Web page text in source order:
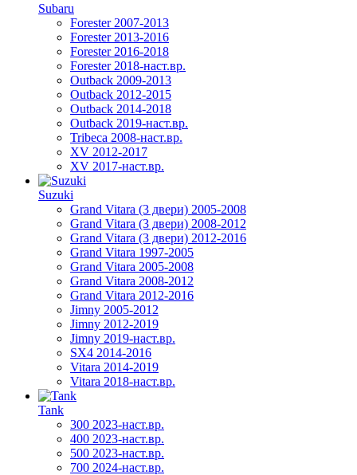
Subaru
Forester 2007-2013
Forester 2013-2016
Forester 2016-2018
Forester 2018-наст.вр.
Outback 2009-2013
Outback 2012-2015
Outback 2014-2018
Outback 2019-наст.вр.
Tribeca 2008-наст.вр.
XV 2012-2017
XV 2017-наст.вр.
Suzuki
Grand Vitara (3 двери) 2005-2008
Grand Vitara (3 двери) 2008-2012
Grand Vitara (3 двери) 2012-2016
Grand Vitara 1997-2005
Grand Vitara 2005-2008
Grand Vitara 2008-2012
Grand Vitara 2012-2016
Jimny 2005-2012
Jimny 2012-2019
Jimny 2019-наст.вр.
SX4 2014-2016
Vitara 2014-2019
Vitara 2018-наст.вр.
Tank
300 2023-наст.вр.
400 2023-наст.вр.
500 2023-наст.вр.
700 2024-наст.вр.